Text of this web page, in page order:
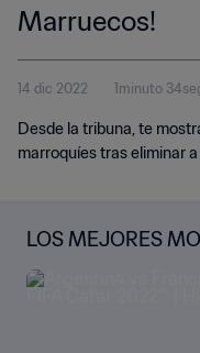
Marruecos!
14 dic 2022 1minuto
Desde la tribuna, te
marroquíes tras eliminar
LOS MEJORES
COPA MUNDIAL